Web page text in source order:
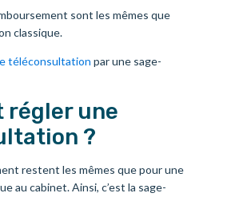
sont les mêmes que
classique.
téléconsultation par une sage-
régler une
?
restent les mêmes que pour une
au cabinet. Ainsi, c’est la sage-